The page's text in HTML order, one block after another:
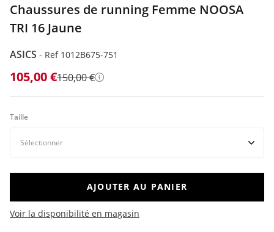
Chaussures de running Femme NOOSA
TRI 16 Jaune
ASICS - Ref 1012B675-751
105,00 €150,00 € Détails
Taille
AJOUTER AU PANIER
Voir la disponibilité en magasin